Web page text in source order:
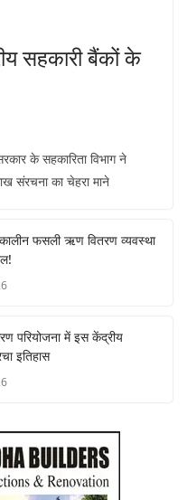
सहकारी बैंकों के
के सहकारिता विभाग ने
संरचना का चेहरा माने
फसली ऋण वितरण व्यवस्था
परियोजना में इस केंद्रीय
इतिहास